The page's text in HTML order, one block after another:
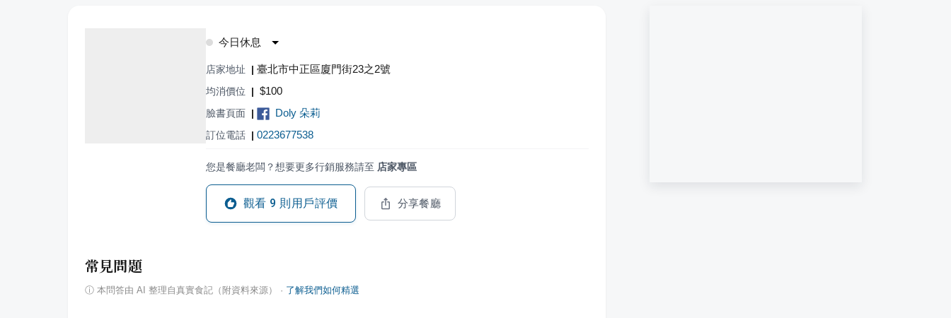
今日休息
店家地址 | 臺北市中正區廈門街23之2號
均消價位 | $100
臉書頁面 | Doly 朵莉
訂位電話 | 0223677538
您是餐廳老闆？想要更多行銷服務請至 店家專區
觀看 9 則用戶評價 分享餐廳
常見問題
ⓘ 本問答由 AI 整理自真實食記（附資料來源） · 了解我們如何精選